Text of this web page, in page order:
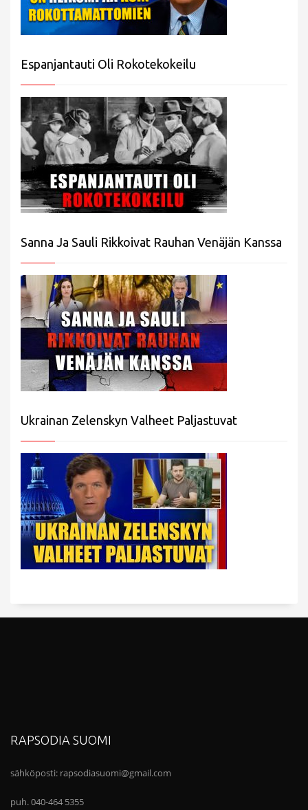
Espanjantauti Oli Rokotekokeilu
Sanna Ja Sauli Rikkoivat Rauhan Venäjän Kanssa
Ukrainan Zelenskyn Valheet Paljastuvat
RAPSODIA SUOMI
sähköposti: rapsodiasuomi@gmail.com
puh. 040-464 5355